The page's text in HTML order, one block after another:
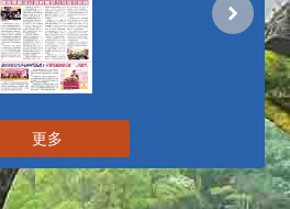
更多